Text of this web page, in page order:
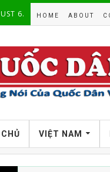
6. HOME ABOUT
VIỆT NAM